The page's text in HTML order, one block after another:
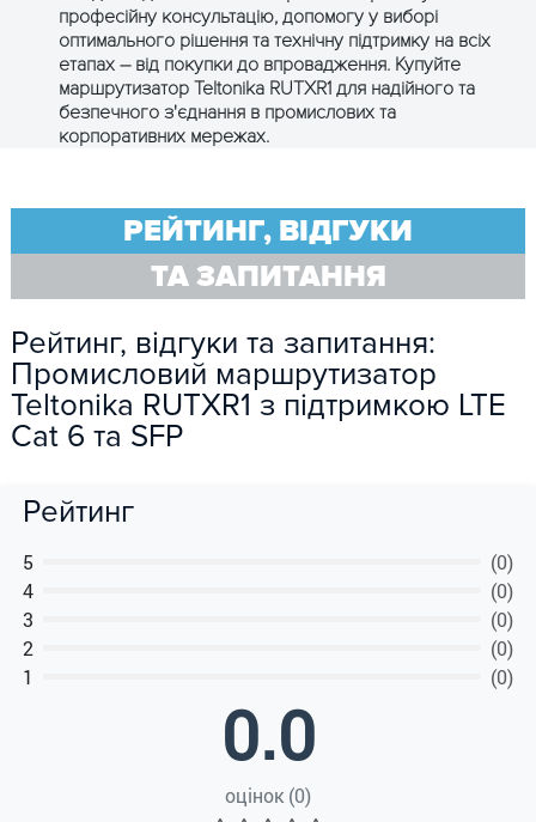
професійну консультацію, допомогу у виборі
оптимального рішення та технічну підтримку на всіх
етапах – від покупки до впровадження. Купуйте
маршрутизатор Teltonika RUTXR1 для надійного та
безпечного з'єднання в промислових та
корпоративних мережах.
РЕЙТИНГ, ВІДГУКИ
ТА ЗАПИТАННЯ
Рейтинг, відгуки та запитання:
Промисловий маршрутизатор
Teltonika RUTXR1 з підтримкою LTE
Cat 6 та SFP
Рейтинг
5
(0)
4
(0)
3
(0)
2
(0)
1
(0)
0.0
оцінок (0)